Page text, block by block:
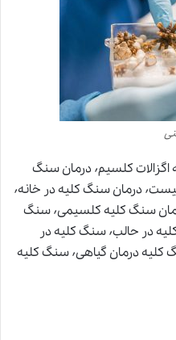
درمان سنگ کلیه٬ درمان سنگ کلیه اگزالات کلسیم٬ درمان سنگ
کلیه تبریزیان٬ درمان سنگ کلیه چیست٬ درمان سنگ کلیه در خانه٬
درمان سنگ کلیه در طب سنتی٬ درمان سنگ کلیه کلسیمی٬ سنگ
کلیه٬ سنگ کلیه در بارداری٬ سنگ کلیه در حالب٬ سنگ کلیه در
کودکان٬ سنگ کلیه در نوزادان٬ سنگ کلیه درمان گیاهی٬ سنگ کلیه